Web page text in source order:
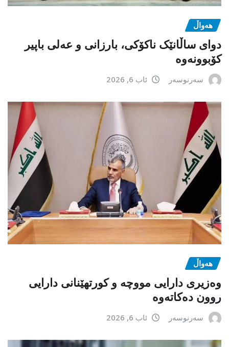
هەواڵ
دوای ساڵانێک ناکۆکی، بارزانی و عەلی باپیر
کۆبوونەوە
سەرنوسەر ئاب 6, 2026
هەواڵ
وەزیری دارایی مووچە و کورتهێنانی دارایی
روون دەکاتەوە
سەرنوسەر ئاب 6, 2026